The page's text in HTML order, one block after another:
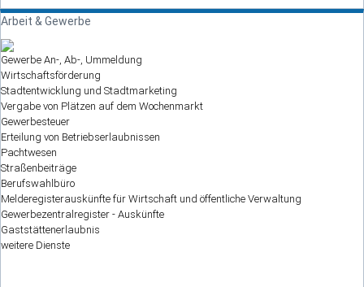
Arbeit & Gewerbe
Gewerbe An-, Ab-, Ummeldung
Wirtschaftsförderung
Stadtentwicklung und Stadtmarketing
Vergabe von Plätzen auf dem Wochenmarkt
Gewerbesteuer
Erteilung von Betriebserlaubnissen
Pachtwesen
Straßenbeiträge
Berufswahlbüro
Melderegisterauskünfte für Wirtschaft und öffentliche Verwaltung
Gewerbezentralregister - Auskünfte
Gaststättenerlaubnis
weitere Dienste